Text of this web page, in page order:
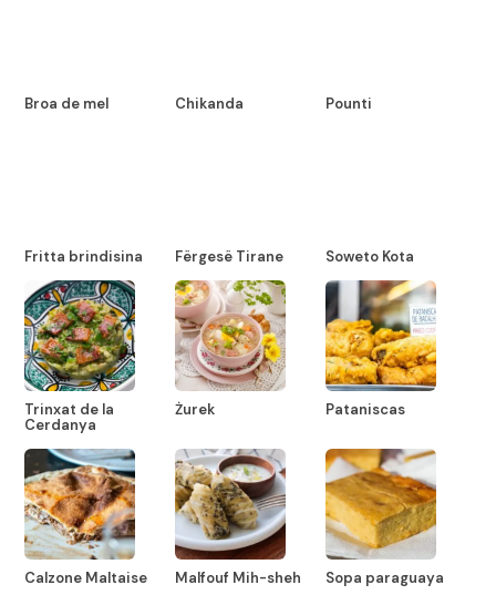
Broa de mel Chikanda Pounti
Fritta brindisina Fërgesë Tirane Soweto Kota
Trinxat de la
Cerdanya
Żurek Pataniscas
Calzone Maltaise Malfouf Mih-sheh Sopa paraguaya